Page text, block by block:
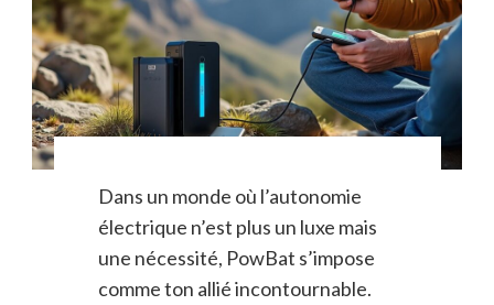
Dans un monde où l’autonomie
électrique n’est plus un luxe mais
une nécessité, PowBat s’impose
comme ton allié incontournable.